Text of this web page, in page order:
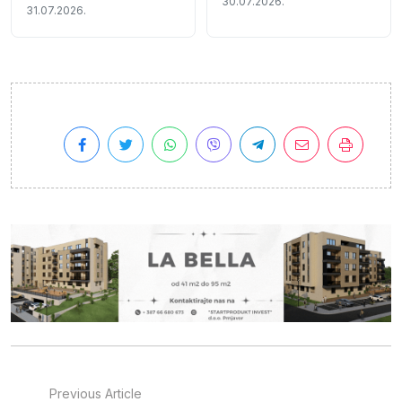
31.07.2026. gašenju velikog požara
Previous Article